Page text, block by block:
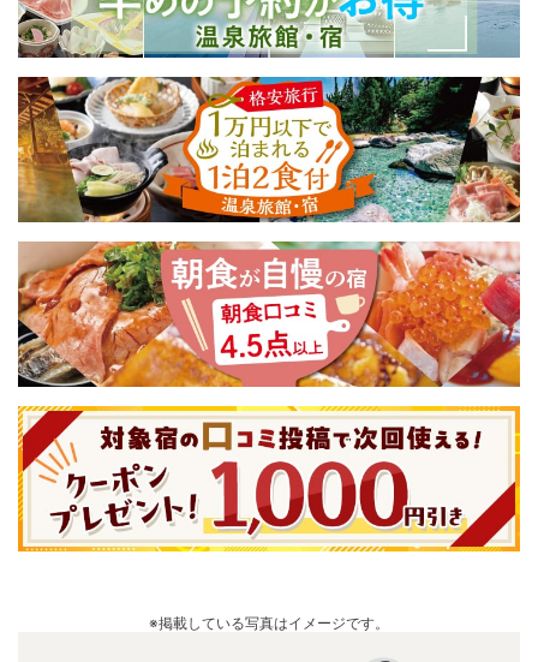
※掲載している写真はイメージです。